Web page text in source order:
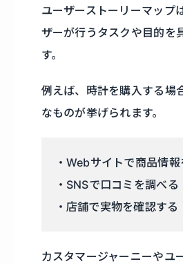
ユーザーストーリーマップ
ザーが行うタスクや目的を
す。
例えば、時計を購入する場
なものが挙げられます。
・Webサイトで商品情
・SNSで口コミを調べる
・店舗で実物を確認する
カスタマージャーニーやユ